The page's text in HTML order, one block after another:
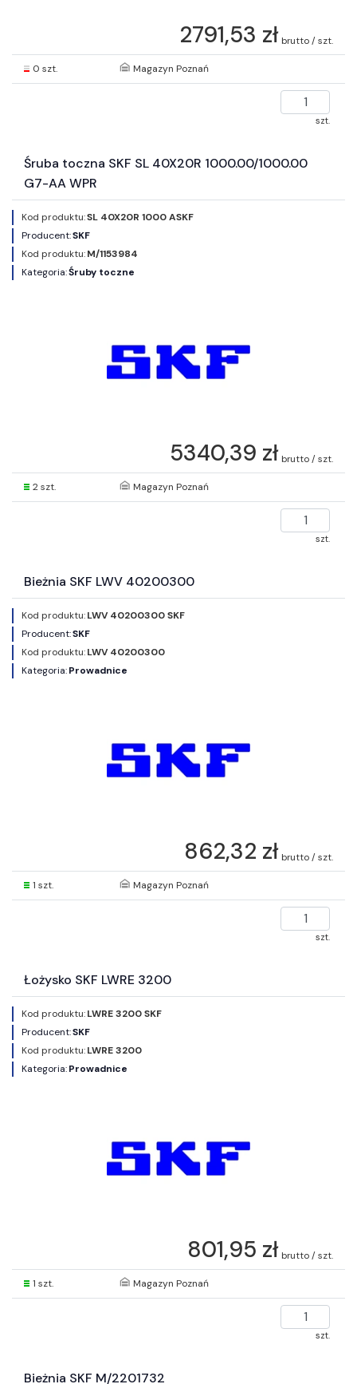
2791,53 zł brutto / szt.
0 szt. Magazyn Poznań
szt.
Śruba toczna SKF SL 40X20R 1000.00/1000.00
G7-AA WPR
Kod produktu:SL 40X20R 1000 ASKF
Producent:SKF
Kod produktu:M/1153984
Kategoria:Śruby toczne
5340,39 zł brutto / szt.
2 szt. Magazyn Poznań
szt.
Bieżnia SKF LWV 40200300
Kod produktu:LWV 40200300 SKF
Producent:SKF
Kod produktu:LWV 40200300
Kategoria:Prowadnice
862,32 zł brutto / szt.
1 szt. Magazyn Poznań
szt.
Łożysko SKF LWRE 3200
Kod produktu:LWRE 3200 SKF
Producent:SKF
Kod produktu:LWRE 3200
Kategoria:Prowadnice
801,95 zł brutto / szt.
1 szt. Magazyn Poznań
szt.
Bieżnia SKF M/2201732